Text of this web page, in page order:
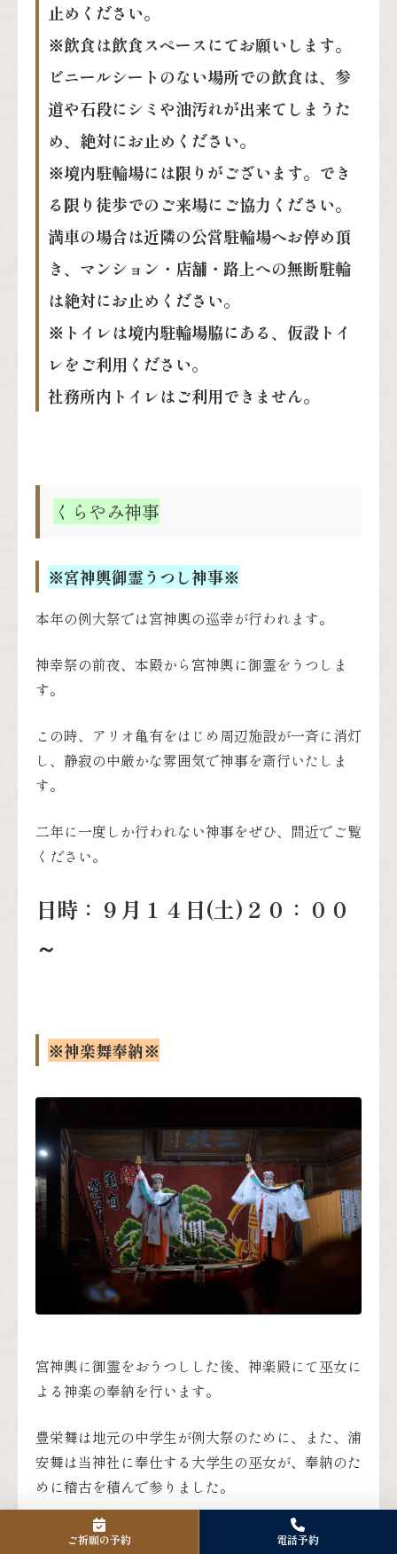
止めください。
※飲食は飲食スペースにてお願いします。
ビニールシートのない場所での飲食は、参
道や石段にシミや油汚れが出来てしまうた
め、絶対にお止めください。
※境内駐輪場には限りがございます。でき
る限り徒歩でのご来場にご協力ください。
満車の場合は近隣の公営駐輪場へお停め頂
き、マンション・店舗・路上への無断駐輪
は絶対にお止めください。
※トイレは境内駐輪場脇にある、仮設トイ
レをご利用ください。
社務所内トイレはご利用できません。
くらやみ神事
※宮神輿御霊うつし神事※
本年の例大祭では宮神輿の巡幸が行われます。
神幸祭の前夜、本殿から宮神輿に御霊をうつしま
す。
この時、アリオ亀有をはじめ周辺施設が一斉に消灯
し、静寂の中厳かな雰囲気で神事を斎行いたしま
す。
二年に一度しか行われない神事をぜひ、間近でご覧
ください。
日時：９月１４日(土)２０：００
～
※神楽舞奉納※
宮神輿に御霊をおうつしした後、神楽殿にて巫女に
よる神楽の奉納を行います。
豊栄舞は地元の中学生が例大祭のために、また、浦
安舞は当神社に奉仕する大学生の巫女が、奉納のた
めに稽古を積んで参りました。
ぜひ、ご覧ください。
ご祈願の予約 電話予約